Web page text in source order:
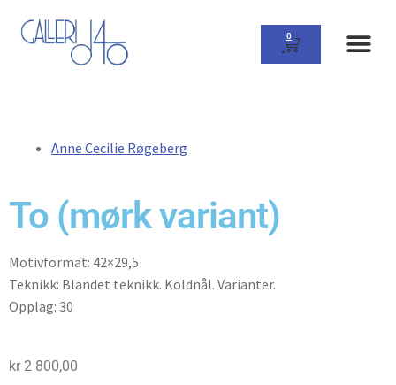
0
Anne Cecilie Røgeberg
To (mørk variant)
Motivformat: 42×29,5
Teknikk: Blandet teknikk. Koldnål. Varianter.
Opplag: 30
kr 2 800,00